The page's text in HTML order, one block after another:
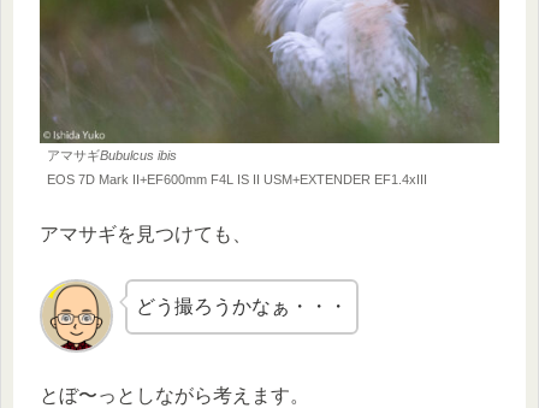
アマサギBubulcus ibis
EOS 7D Mark II+EF600mm F4L IS II USM+EXTENDER EF1.4xIII
アマサギを見つけても、
どう撮ろうかなぁ・・・
とぼ〜っとしながら考えます。